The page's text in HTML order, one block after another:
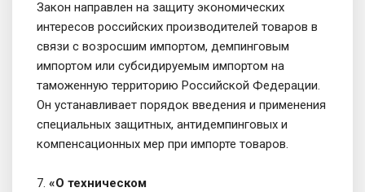
Закон направлен на защиту экономических
интересов российских производителей товаров в
связи с возросшим импортом, демпинговым
импортом или субсидируемым импортом на
таможенную территорию Российской Федерации.
Он устанавливает порядок введения и применения
специальных защитных, антидемпинговых и
компенсационных мер при импорте товаров.
7. «О техническом